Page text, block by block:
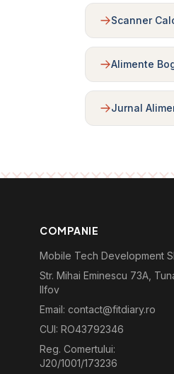
Scanner
Alimente
Jurnal
COMPANIE
Mobile Tech Development
Str. Mihai Eminescu 73A,
Ilfov
Email: contact@fitdiary.ro
CUI: RO43792346
Reg. Comertului:
J20/1001/173236